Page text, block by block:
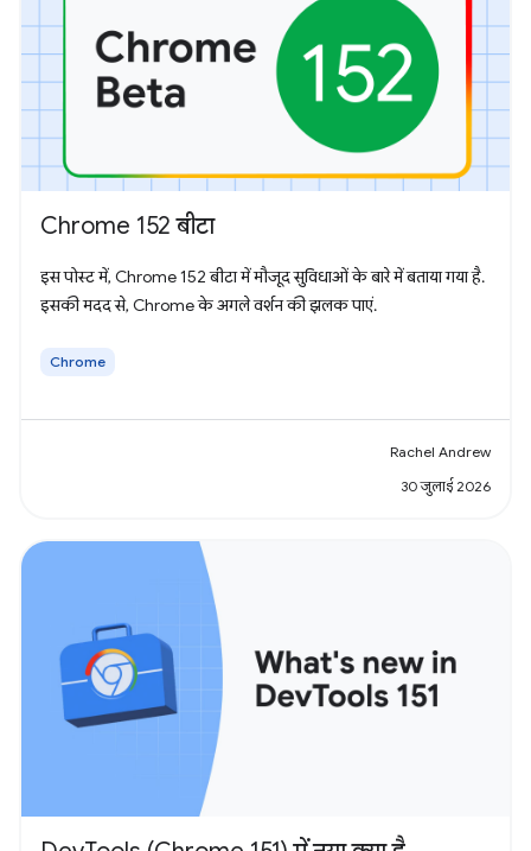
Chrome 152 बीटा
इस पोस्ट में, Chrome 152 बीटा में मौजूद सुविधाओं के बारे में बताया गया है.
इसकी मदद से, Chrome के अगले वर्शन की झलक पाएं.
Chrome
Rachel Andrew
30 जुलाई 2026